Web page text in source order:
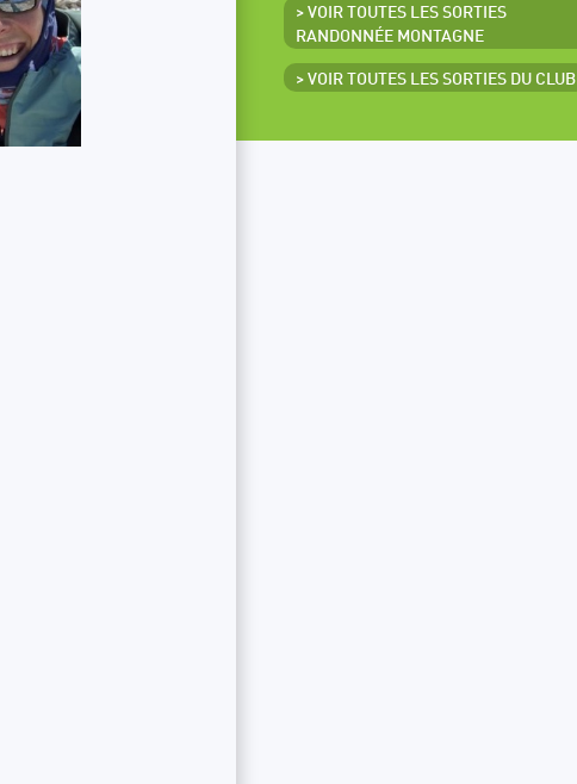
> VOIR TOUTES LES SORTIES
RANDONNÉE MONTAGNE
> VOIR TOUTES LES SORTIES DU CLUB